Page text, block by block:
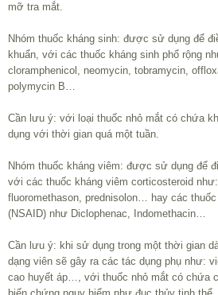
mỡ tra mắt.
Nhóm thuốc kháng sinh: được sử dụng để
khuẩn, với các thuốc kháng sinh phổ rộng
cloramphenicol, neomycin, tobramycin,
polymycin B…
Cần lưu ý: với loại thuốc nhỏ mắt có chứa
dụng với thời gian quá một tuần.
Nhóm thuốc kháng viêm: được sử dụng để
với các thuốc kháng viêm corticosteroid
fluoromethason, prednisolon… hay các
(NSAID) như Diclophenac, Indomethacin…
Cần lưu ý: khi sử dụng trong một thời gian
dạng viên sẽ gây ra các tác dụng phụ như:
cao huyết áp…, với thuốc nhỏ mắt có chứa